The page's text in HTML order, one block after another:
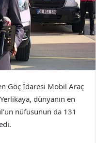
Göç İdaresi Mobil Araç
dünyanın en
nüfusunun da 131